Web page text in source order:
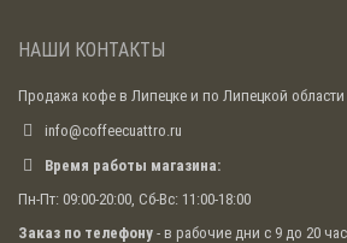
НАШИ КОНТАКТЫ
Продажа кофе в Липецке и по Липецкой области
info@coffeecuattro.ru
Время работы магазина:
Пн-Пт: 09:00-20:00, Сб-Вс: 11:00-18:00
Заказ по телефону - в рабочие дни с 9 до 20